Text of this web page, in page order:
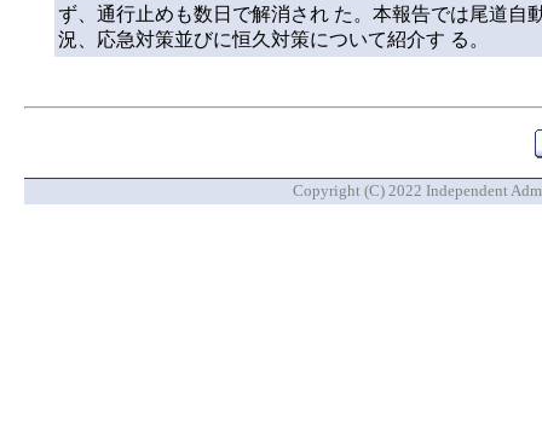
ず、通行止めも数日で解消され た。本報告では尾道
況、応急対策並びに恒久対策について紹介す る。
Copyright (C) 2022 Independent